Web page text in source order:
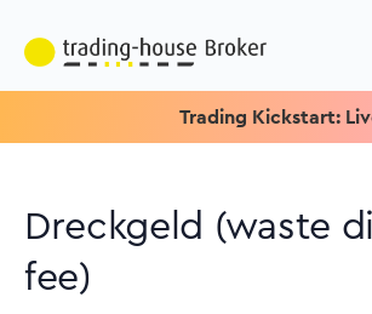
Trading Kickstart: Live
Dreckgeld (waste
fee)